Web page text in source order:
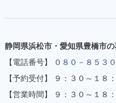
静岡県浜松市・愛知県豊橋市
【電話番号】
０８０－８５３
【予約受付】 ９：３０～１８
【営業時間】 ９：３０～１８